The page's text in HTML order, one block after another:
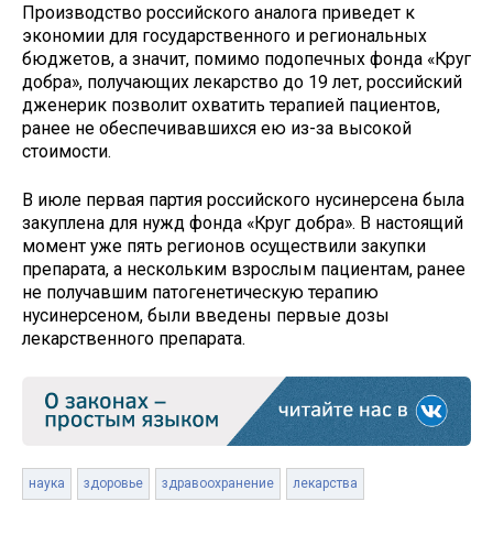
Производство российского аналога приведет к
экономии для государственного и региональных
бюджетов, а значит, помимо подопечных фонда «Круг
добра», получающих лекарство до 19 лет, российский
дженерик позволит охватить терапией пациентов,
ранее не обеспечивавшихся ею из-за высокой
стоимости.
В июле первая партия российского нусинерсена была
закуплена для нужд фонда «Круг добра». В настоящий
момент уже пять регионов осуществили закупки
препарата, а нескольким взрослым пациентам, ранее
не получавшим патогенетическую терапию
нусинерсеном, были введены первые дозы
лекарственного препарата.
наука здоровье здравоохранение лекарства